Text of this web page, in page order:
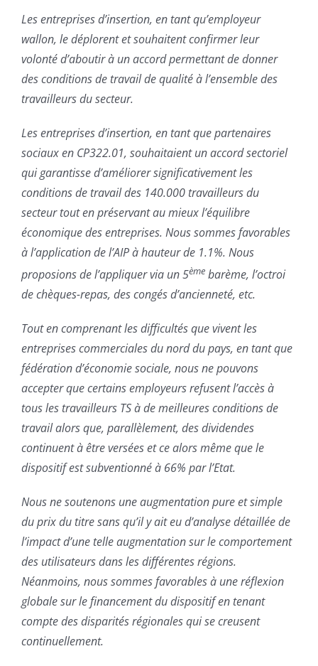
Les entreprises d’insertion, en tant qu’employeur
wallon, le déplorent et souhaitent confirmer leur
volonté d’aboutir à un accord permettant de donner
des conditions de travail de qualité à l’ensemble des
travailleurs du secteur.
Les entreprises d’insertion, en tant que partenaires
sociaux en CP322.01, souhaitaient un accord sectoriel
qui garantisse d’améliorer significativement les
conditions de travail des 140.000 travailleurs du
secteur tout en préservant au mieux l’équilibre
économique des entreprises. Nous sommes favorables
à l’application de l’AIP à hauteur de 1.1%. Nous
proposions de l’appliquer via un 5ème barème, l’octroi
de chèques-repas, des congés d’ancienneté, etc.
Tout en comprenant les difficultés que vivent les
entreprises commerciales du nord du pays, en tant que
fédération d’économie sociale, nous ne pouvons
accepter que certains employeurs refusent l’accès à
tous les travailleurs TS à de meilleures conditions de
travail alors que, parallèlement, des dividendes
continuent à être versées et ce alors même que le
dispositif est subventionné à 66% par l’Etat.
Nous ne soutenons une augmentation pure et simple
du prix du titre sans qu’il y ait eu d’analyse détaillée de
l’impact d’une telle augmentation sur le comportement
des utilisateurs dans les différentes régions.
Néanmoins, nous sommes favorables à une réflexion
globale sur le financement du dispositif en tenant
compte des disparités régionales qui se creusent
continuellement.